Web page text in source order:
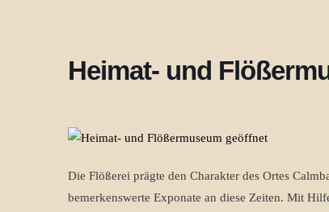
Heimat- und
Die Flößerei prägte den Charakter des Ortes
bemerkenswerte Exponate an diese Zeiten. Mit